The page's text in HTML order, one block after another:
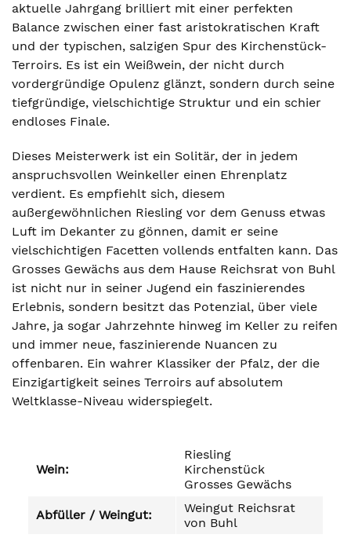
aktuelle Jahrgang brilliert mit einer perfekten
Balance zwischen einer fast aristokratischen Kraft
und der typischen, salzigen Spur des Kirchenstück-
Terroirs. Es ist ein Weißwein, der nicht durch
vordergründige Opulenz glänzt, sondern durch seine
tiefgründige, vielschichtige Struktur und ein schier
endloses Finale.
Dieses Meisterwerk ist ein Solitär, der in jedem
anspruchsvollen Weinkeller einen Ehrenplatz
verdient. Es empfiehlt sich, diesem
außergewöhnlichen Riesling vor dem Genuss etwas
Luft im Dekanter zu gönnen, damit er seine
vielschichtigen Facetten vollends entfalten kann. Das
Grosses Gewächs aus dem Hause Reichsrat von Buhl
ist nicht nur in seiner Jugend ein faszinierendes
Erlebnis, sondern besitzt das Potenzial, über viele
Jahre, ja sogar Jahrzehnte hinweg im Keller zu reifen
und immer neue, faszinierende Nuancen zu
offenbaren. Ein wahrer Klassiker der Pfalz, der die
Einzigartigkeit seines Terroirs auf absolutem
Weltklasse-Niveau widerspiegelt.
Wein:
Riesling
Kirchenstück
Grosses Gewächs
Abfüller / Weingut:
Weingut Reichsrat
von Buhl